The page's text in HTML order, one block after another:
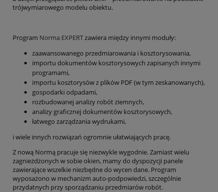
trójwymiarowego modelu obiektu.
Program Norma EXPERTzawiera między innymi moduły:
zaawansowanego przedmiarowania i kosztorysowania,
importu dokumentów kosztorysowych zapisanych innymi
programami,
importu kosztorysów z plików PDF (w tym zeskanowanych),
gospodarki odpadami,
rozbudowanej analizy robót ziemnych,
analizy graficznej dokumentów kosztorysowych,
łatwego zarządzania wydrukami,
i wiele innych rozwiązań ogromnie ułatwiających pracę.
Z nową Normą pracuje się niezwykle wygodnie. Zamiast wielu
zagnieżdżonych w sobie okien, mamy do dyspozycji panele
zawierające wszelkie niezbędne do wycen dane. Program
wyposażono w mechanizm auto-podpowiedzi, szczególnie
przydatnych przy sporządzaniu przedmiarów robót.